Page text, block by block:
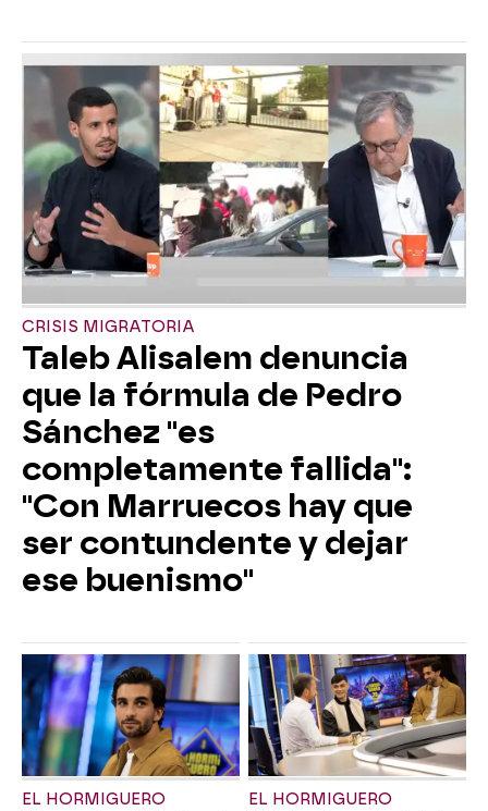
CRISIS MIGRATORIA
Taleb Alisalem denuncia
que la fórmula de Pedro
Sánchez "es
completamente fallida":
"Con Marruecos hay que
ser contundente y dejar
ese buenismo"
EL HORMIGUERO EL HORMIGUERO